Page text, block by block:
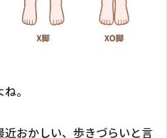
。
おかしい、歩きづらいと言